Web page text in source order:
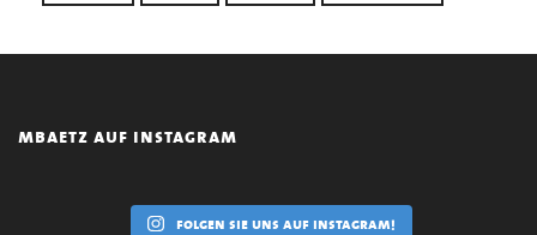
mbaetz auf instagram
folgen sie uns auf instagram!